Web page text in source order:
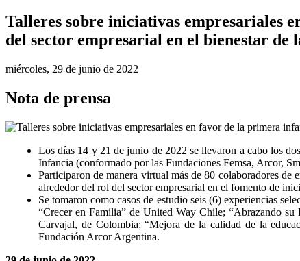
Talleres sobre iniciativas empresariales
del sector empresarial en el bienestar de
miércoles, 29 de junio de 2022
Nota de prensa
Los días 14 y 21 de junio de 2022 se llevaron a cabo los
Infancia (conformado por las Fundaciones Femsa, Arcor,
Participaron de manera virtual más de 80 colaboradores
alrededor del rol del sector empresarial en el fomento de
Se tomaron como casos de estudio seis (6) experiencias
“Crecer en Familia” de United Way Chile; “Abrazando
Carvajal, de Colombia; “Mejora de la calidad de la
Fundación Arcor Argentina.